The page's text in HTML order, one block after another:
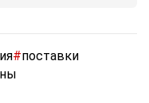
#поставки